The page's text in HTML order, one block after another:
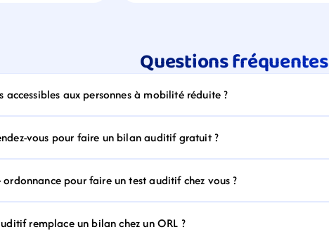
Questions fréquentes
accessibles aux personnes à mobilité réduite ?
vous pour faire un bilan auditif gratuit ?
ordonnance pour faire un test auditif chez vous ?
remplace un bilan chez un ORL ?